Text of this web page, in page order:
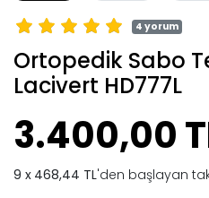
4 yorum
Ortopedik Sabo
Lacivert HD777L
3.400,00
468,44 TL'den başlayan